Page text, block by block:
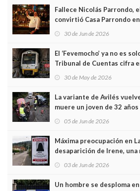
Fallece Nicolás Parrondo,
convirtió Casa Parrondo
30 de Jun de 2026
El ‘Fevemocho’ ya no es
Tribunal de Cuentas cifra
30 de May de 2026
La variante de Avilés
muere un joven de 32
05 de Jun de 2026
Máxima preocupación en
desaparición de Irene, una
03 de Jun de 2026
Un hombre se desploma